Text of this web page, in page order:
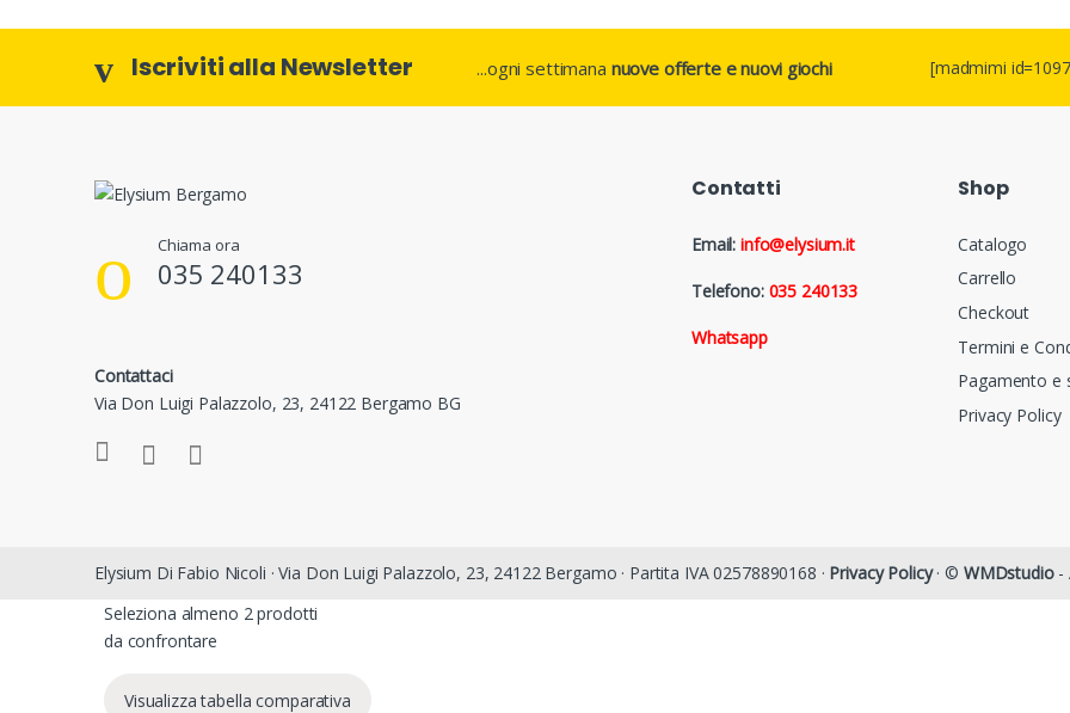
Iscriviti alla Newsletter ...ogni settimana nuove offerte e nuovi giochi [madmimi
Chiama ora
035 240133
Contattaci
Via Don Luigi Palazzolo, 23, 24122 Bergamo BG
Contatti
Email:info@elysium.it
Telefono: 035 240133
Whatsapp
Shop
Catalogo
Carrello
Checkout
Termini e
Pagamento e
Privacy Policy
Elysium Di Fabio Nicoli · Via Don Luigi Palazzolo, 23, 24122 Bergamo · Partita IVA 02578890168 · Privacy Policy· © WMDstudio-
Seleziona almeno 2 prodotti
da confrontare
Visualizza tabella comparativa